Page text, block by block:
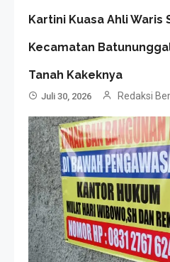
Kartini Kuasa Ahli Waris
Kecamatan
Tanah Kakeknya
Juli 30, 2026 Redaksi